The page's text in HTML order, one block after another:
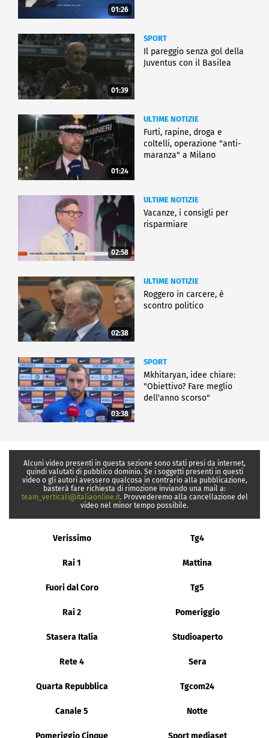
01:26
01:39
SPORT
Il pareggio senza gol della
Juventus con il Basilea
01:24
ULTIME NOTIZIE
Furti, rapine, droga e
coltelli, operazione "anti-
maranza" a Milano
02:58
ULTIME NOTIZIE
Vacanze, i consigli per
risparmiare
02:38
ULTIME NOTIZIE
Roggero in carcere, è
scontro politico
03:38
SPORT
Mkhitaryan, idee chiare:
"Obiettivo? Fare meglio
dell'anno scorso"
Alcuni video presenti in questa sezione sono stati presi da internet,
quindi valutati di pubblico dominio. Se i soggetti presenti in questi
video o gli autori avessero qualcosa in contrario alla pubblicazione,
basterà fare richiesta di rimozione inviando una mail a:
team_verticali@italiaonline.it. Provvederemo alla cancellazione del
video nel minor tempo possibile.
Verissimo Tg4
Rai 1 Mattina
Fuori dal Coro Tg5
Rai 2 Pomeriggio
Stasera Italia Studioaperto
Rete 4 Sera
Quarta Repubblica Tgcom24
Canale 5 Notte
Pomeriggio Cinque Sport mediaset